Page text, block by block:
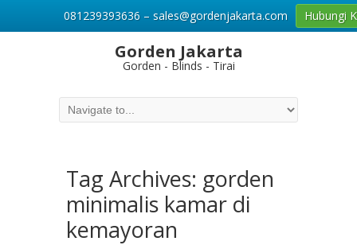
Gorden Jakarta
Gorden - Blinds - Tirai
Tag Archives: gorden
minimalis kamar di
kemayoran
081239393636 – sales@gordenjakarta.com Hubungi